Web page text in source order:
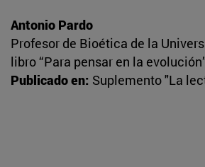
Antonio Pardo
Profesor de Bioética de la
libro “Para pensar en la
Publicado en: Suplemento "La